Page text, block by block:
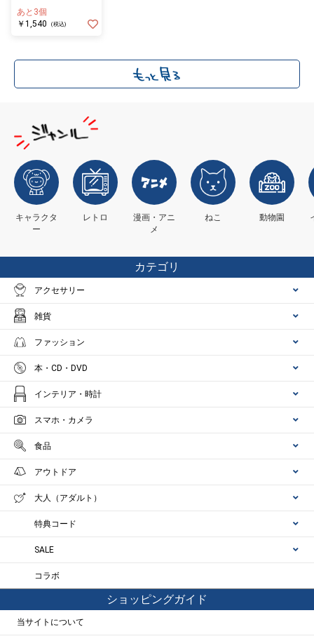
あと3個
￥1,540
(税込)
キャラクタ
ー
レトロ
漫画・アニ
メ
ねこ 動物園
カテゴリ
アクセサリー
雑貨
ファッション
本・CD・DVD
インテリア・時計
スマホ・カメラ
食品
アウトドア
大人（アダルト）
特典コード
SALE
コラボ
ショッピングガイド
当サイトについて